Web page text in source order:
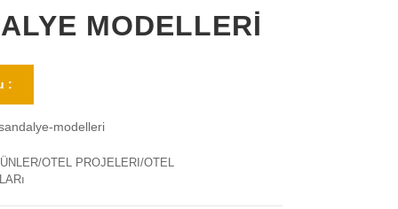
MODELLERI
:
modelleri
OTEL PROJELERI/OTEL